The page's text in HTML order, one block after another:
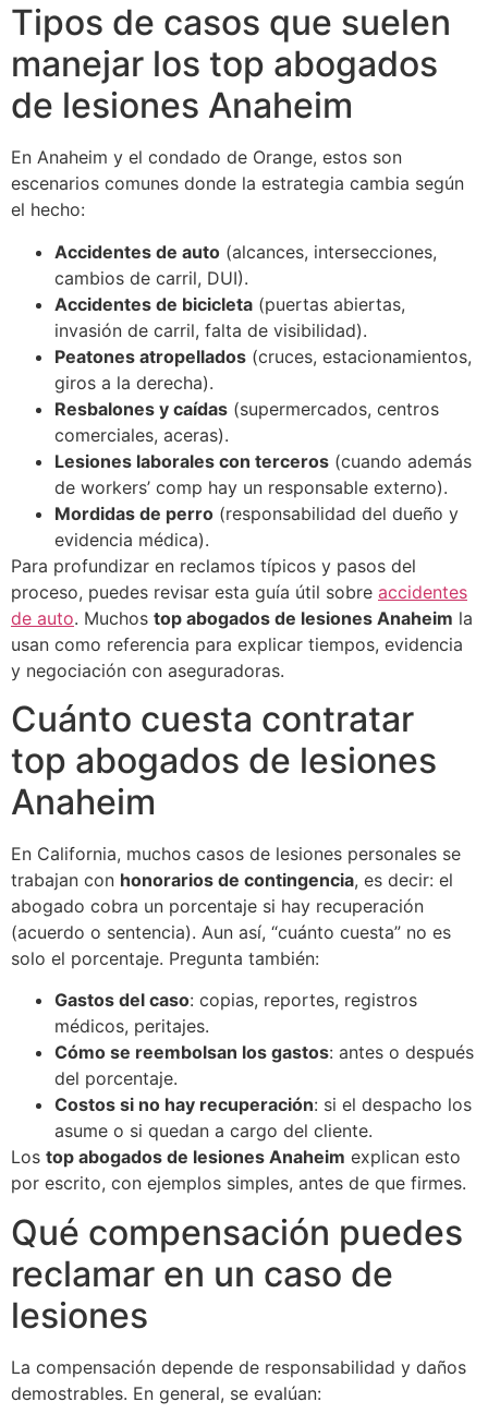
Tipos de casos que suelen
manejar los top abogados
de lesiones Anaheim
En Anaheim y el condado de Orange, estos son
escenarios comunes donde la estrategia cambia según
el hecho:
Accidentes de auto (alcances, intersecciones,
cambios de carril, DUI).
Accidentes de bicicleta (puertas abiertas,
invasión de carril, falta de visibilidad).
Peatones atropellados (cruces, estacionamientos,
giros a la derecha).
Resbalones y caídas (supermercados, centros
comerciales, aceras).
Lesiones laborales con terceros (cuando además
de workers’ comp hay un responsable externo).
Mordidas de perro (responsabilidad del dueño y
evidencia médica).
Para profundizar en reclamos típicos y pasos del
proceso, puedes revisar esta guía útil sobre accidentes
de auto. Muchos top abogados de lesiones Anaheim la
usan como referencia para explicar tiempos, evidencia
y negociación con aseguradoras.
Cuánto cuesta contratar
top abogados de lesiones
Anaheim
En California, muchos casos de lesiones personales se
trabajan con honorarios de contingencia, es decir: el
abogado cobra un porcentaje si hay recuperación
(acuerdo o sentencia). Aun así, “cuánto cuesta” no es
solo el porcentaje. Pregunta también:
Gastos del caso: copias, reportes, registros
médicos, peritajes.
Cómo se reembolsan los gastos: antes o después
del porcentaje.
Costos si no hay recuperación: si el despacho los
asume o si quedan a cargo del cliente.
Los top abogados de lesiones Anaheim explican esto
por escrito, con ejemplos simples, antes de que firmes.
Qué compensación puedes
reclamar en un caso de
lesiones
La compensación depende de responsabilidad y daños
demostrables. En general, se evalúan: